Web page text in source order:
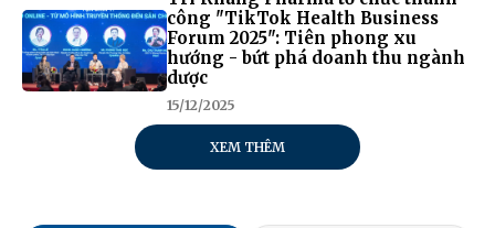
công "TikTok Health Business
Forum 2025": Tiên phong xu
hướng - bứt phá doanh thu ngành
dược
15/12/2025
XEM THÊM